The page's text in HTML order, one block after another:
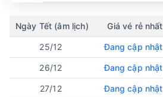
Ngày Tết (âm lịch) Giá vé rẻ nhất
25/12 Đang cập nhật
26/12 Đang cập nhật
27/12 Đang cập nhật